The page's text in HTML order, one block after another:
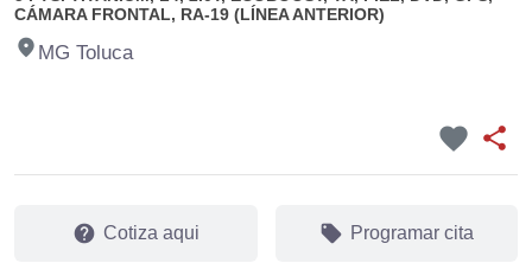
CÁMARA FRONTAL, RA-19 (LÍNEA ANTERIOR)
fmd_good MG Toluca
favorite share
help Cotiza aqui local_offer Programar cita